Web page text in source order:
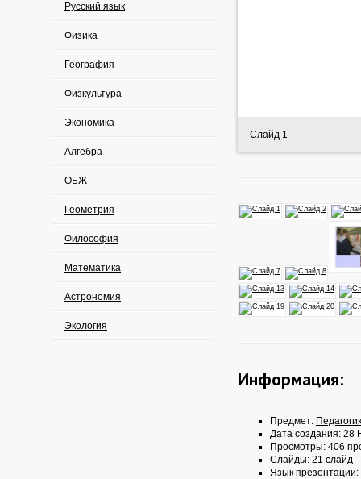
Русский язык
Физика
География
Физкультура
Экономика
Алгебра
ОБЖ
Геометрия
Философия
Математика
Астрономия
Экология
Слайд 1
Информация:
Предмет:
Дата создания: 28
Просмотры: 406
Слайды: 21 слайд
Язык презентации: